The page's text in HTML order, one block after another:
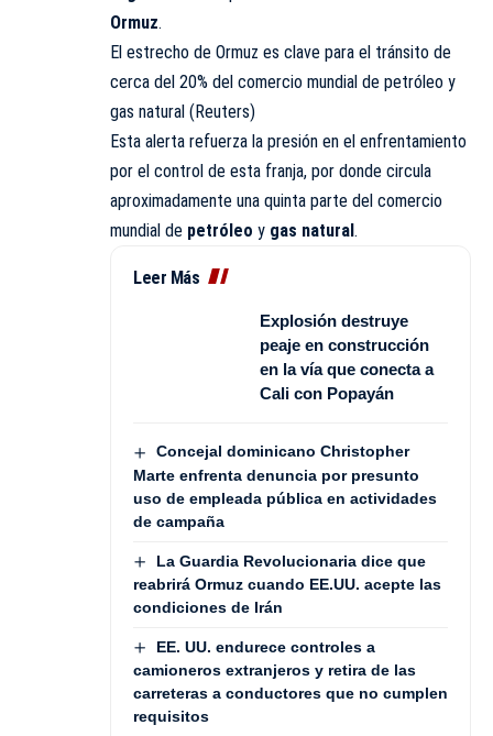
Ormuz.
El estrecho de Ormuz es clave para el tránsito de
cerca del 20% del comercio mundial de petróleo y
gas natural (Reuters)
Esta alerta refuerza la presión en el enfrentamiento
por el control de esta franja, por donde circula
aproximadamente una quinta parte del comercio
mundial de petróleo y gas natural .
Leer Más
Explosión destruye
peaje en construcción
en la vía que conecta a
Cali con Popayán
Concejal dominicano Christopher
Marte enfrenta denuncia por presunto
uso de empleada pública en actividades
de campaña
La Guardia Revolucionaria dice que
reabrirá Ormuz cuando EE.UU. acepte las
condiciones de Irán
EE. UU. endurece controles a
camioneros extranjeros y retira de las
carreteras a conductores que no cumplen
requisitos